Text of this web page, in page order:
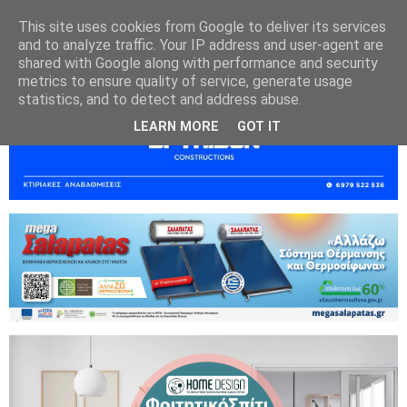
This site uses cookies from Google to deliver its services
and to analyze traffic. Your IP address and user-agent are
shared with Google along with performance and security
metrics to ensure quality of service, generate usage
statistics, and to detect and address abuse.
LEARN MORE GOT IT